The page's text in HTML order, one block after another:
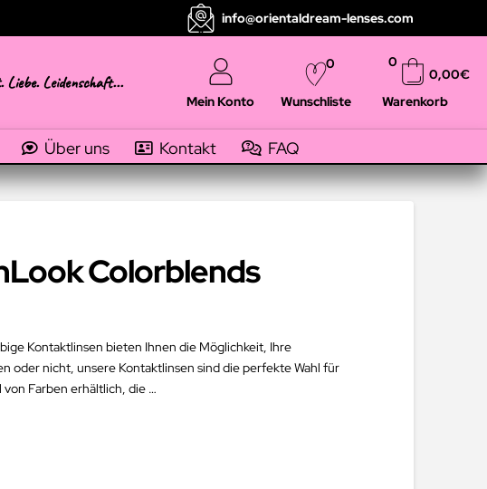
info@orientaldream-lenses.com
Liebe. Leidenschaft...
Mein Konto Wunschliste
0
Warenkorb
0,00€
0
Über uns Kontakt FAQ
Colorblends
Kontaktlinsen bieten Ihnen die Möglichkeit, Ihre
oder nicht, unsere Kontaktlinsen sind die perfekte Wahl für
Farben erhältlich, die …